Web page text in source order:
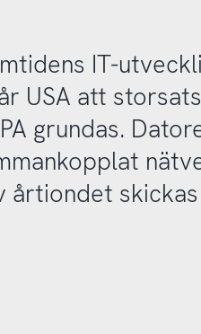
IT-
USA att
grundas.
årtiondet